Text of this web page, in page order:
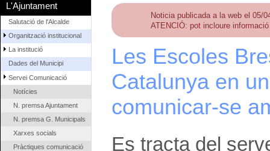
L'Ajuntament
Salutació de l'Alcalde
Organització institucional
La institució
Dades del Municipi
Servei Comunicació
Notícies
N. premsa Ajuntament
N. premsa G. Municipals
Xarxes socials
Pràctiques comunicació
Noticia publicada a la web el 05/
ATENCIÓ: pot incloure
Les Escoles
Catalunya en
comunicar-se
Es tracta del